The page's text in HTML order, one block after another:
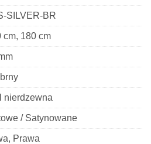
SILVER-BR
cm, 180 cm
nierdzewna
/ Satynowane
Prawa